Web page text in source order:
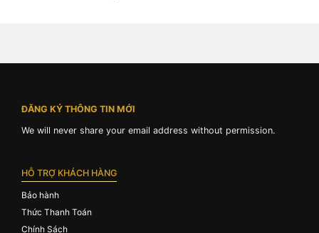
ĐĂNG KÝ THÔNG TIN MỚI
We will never share your email address without permission.
HỖ TRỢ KHÁCH HÀNG
Bảo hành
Thức Thanh Toán
Chính Sách